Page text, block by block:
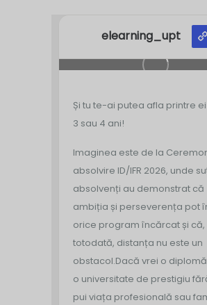
elearning_upt
Și tu te-ai putea afla printre
3 sau 4 ani!
Imaginea este de la
absolvire ID/IFR 2026, unde
absolvenți au demonstrat că
ambiția și perseverența pot
orice program încărcat și că,
totodată, distanța nu este un
obstacol.Dacă vrei o
o universitate de prestigiu
pui viața profesională sau